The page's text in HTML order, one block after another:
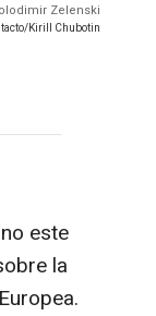
Zelenski
Kirill Chubotin
este
la